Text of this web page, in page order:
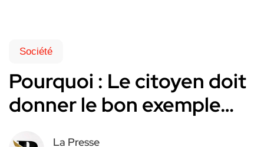
Société
Pourquoi : Le citoyen doit
donner le bon exemple…
La Presse